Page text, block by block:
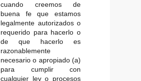
cuando creemos de
buena fe que estamos
legalmente autorizados o
requerido para hacerlo o
de que hacerlo es
razonablemente
necesario o apropiado (a)
para cumplir con
cualquier ley o procesos